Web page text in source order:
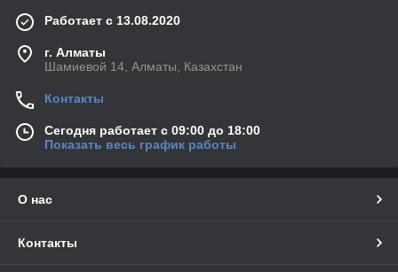
Работает с 13.08.2020
г. Алматы
Шамиевой 14, Алматы, Казахстан
Контакты
Сегодня работает с 09:00 до 18:00
Показать весь график работы
О нас
Контакты